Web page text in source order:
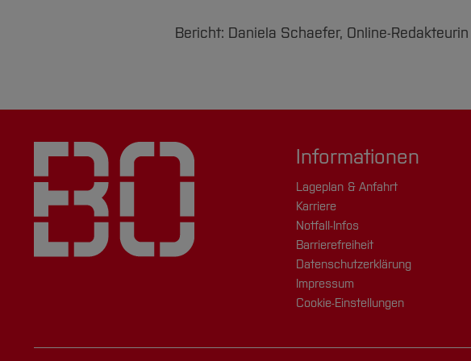
Bericht: Daniela Schaefer, Online-Redakteurin
Informationen
Lageplan & Anfahrt
Karriere
Notfall-Infos
Barrierefreiheit
Datenschutzerklärung
Impressum
Cookie-Einstellungen